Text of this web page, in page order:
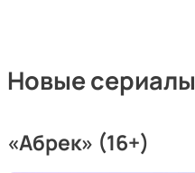
Новые сериалы
«Абрек» (16+)